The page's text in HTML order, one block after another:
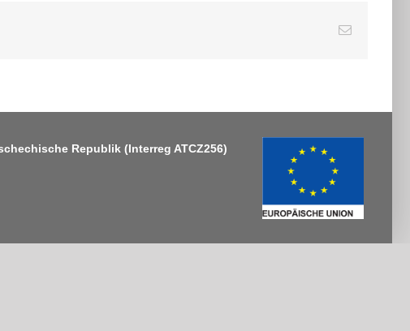
E-
Republik (Interreg ATCZ256)